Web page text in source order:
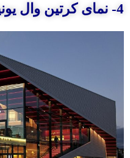
4- نمای کرتین وال یونیتایز